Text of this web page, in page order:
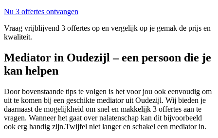
Nu 3 offertes ontvangen
Vraag vrijblijvend 3 offertes op en vergelijk op je gemak de prijs en
kwaliteit.
Mediator in Oudezijl – een persoon die je
kan helpen
Door bovenstaande tips te volgen is het voor jou ook eenvoudig om
uit te komen bij een geschikte mediator uit Oudezijl. Wij bieden je
daarnaast de mogelijkheid om snel en makkelijk 3 offertes aan te
vragen. Wanneer het gaat over nalatenschap kan dit bijvoorbeeld
ook erg handig zijn.Twijfel niet langer en schakel een mediator in.